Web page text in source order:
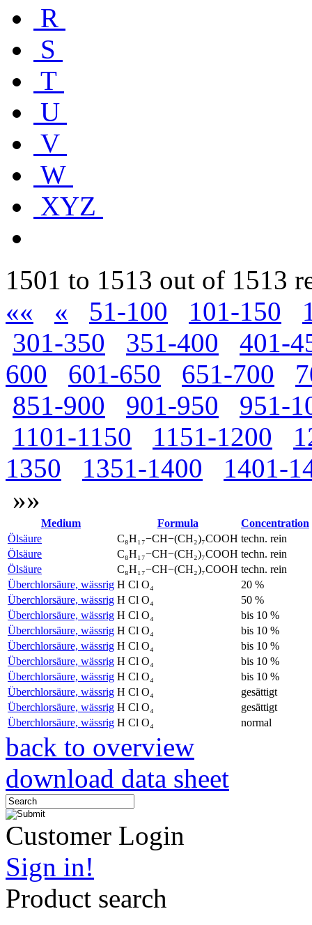
R
S
T
U
V
W
XYZ
1501 to 1513 out of 1513
««
« 51-100 101-150
301-350
351-400
401-
600
601-650 651-700
851-900
901-950
951-
1101-1150
1151-1200
1350
1351-1400
1401-
»»
Medium Formula
Concentration
Ölsäure
C₈H₁₇−CH−(CH₂)₇COOH techn. rein
Ölsäure
C₈H₁₇−CH−(CH₂)₇COOH techn. rein
Ölsäure
C₈H₁₇−CH−(CH₂)₇COOH techn. rein
Überchlorsäure, wässrig H Cl O₄
20 %
Überchlorsäure, wässrig H Cl O₄
50 %
Überchlorsäure, wässrig H Cl O₄
bis 10 %
Überchlorsäure, wässrig H Cl O₄
bis 10 %
Überchlorsäure, wässrig H Cl O₄
bis 10 %
Überchlorsäure, wässrig H Cl O₄
bis 10 %
Überchlorsäure, wässrig H Cl O₄
bis 10 %
Überchlorsäure, wässrig H Cl O₄
gesättigt
Überchlorsäure, wässrig H Cl O₄
gesättigt
Überchlorsäure, wässrig H Cl O₄ normal
back to overview
download data sheet
Customer Login
Sign in!
Product search